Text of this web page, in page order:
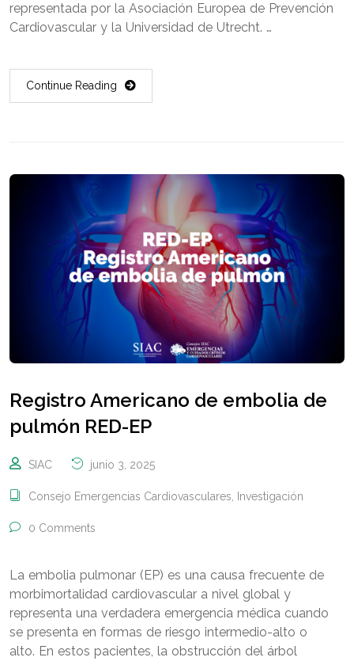
representada por la Asociación Europea de Prevención
Cardiovascular y la Universidad de Utrecht. …
Continue Reading
Registro Americano de embolia de
pulmón RED-EP
SIAC junio 3, 2025
Consejo Emergencias Cardiovasculares Investigación
0 Comments
La embolia pulmonar (EP) es una causa frecuente de
morbimortalidad cardiovascular a nivel global y
representa una verdadera emergencia médica cuando
se presenta en formas de riesgo intermedio-alto o
alto. En estos pacientes, la obstrucción del árbol